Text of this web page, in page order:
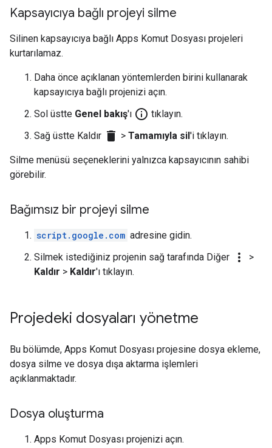
Kapsayıcıya bağlı projeyi silme
Silinen kapsayıcıya bağlı Apps Komut Dosyası projeleri
kurtarılamaz.
Daha önce açıklanan yöntemlerden birini kullanarak
kapsayıcıya bağlı projenizi açın.
Sol üstte Genel bakış'ı info_outline tıklayın.
Sağ üstte Kaldır delete > Tamamıyla sil'i tıklayın.
Silme menüsü seçeneklerini yalnızca kapsayıcının sahibi
görebilir.
Bağımsız bir projeyi silme
script.google.com adresine gidin.
Silmek istediğiniz projenin sağ tarafında Diğer
more_vert
>
Kaldır > Kaldır'ı tıklayın.
Projedeki dosyaları yönetme
Bu bölümde, Apps Komut Dosyası projesine dosya ekleme,
dosya silme ve dosya dışa aktarma işlemleri
açıklanmaktadır.
Dosya oluşturma
Apps Komut Dosyası projenizi açın.